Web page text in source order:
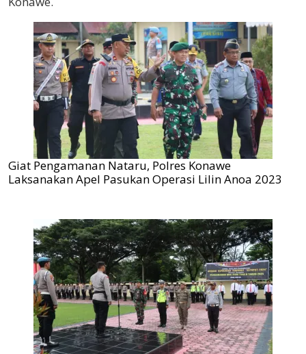
Giat Pengamanan Nataru, Polres Konawe
Laksanakan Apel Pasukan Operasi Lilin Anoa 2023